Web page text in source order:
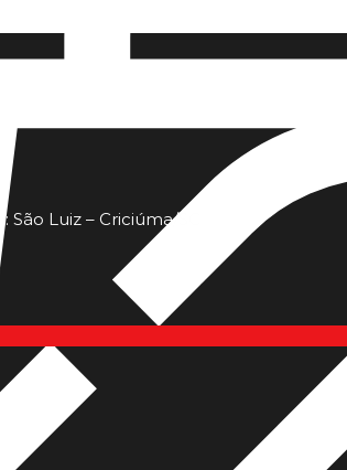
São Luiz – Criciúma/SC